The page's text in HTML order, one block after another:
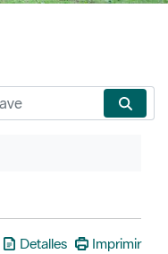
Detalles Imprimir